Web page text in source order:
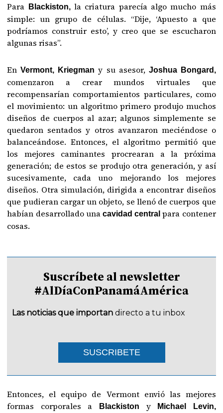
Para Blackiston, la criatura parecía algo mucho más
simple: un grupo de células. “Dije, ‘Apuesto a que
podríamos construir esto’, y creo que se escucharon
algunas risas”.
EnVermont, Kriegman y su asesor, Joshua Bongard,
comenzaron a crear mundos virtuales que
recompensarían comportamientos particulares, como
el movimiento: un algoritmo primero produjo muchos
diseños de cuerpos al azar; algunos simplemente se
quedaron sentados y otros avanzaron meciéndose o
balanceándose. Entonces, el algoritmo permitió que
los mejores caminantes procrearan a la próxima
generación; de estos se produjo otra generación, y así
sucesivamente, cada uno mejorando los mejores
diseños. Otra simulación, dirigida a encontrar diseños
que pudieran cargar un objeto, se llenó de cuerpos que
habían desarrollado una cavidad central para contener
cosas.
Suscríbete al newsletter
#AlDíaConPanamáAmérica
Las noticias que importan directo a tu inbox
SUSCRIBETE
Entonces, el equipo de Vermont envió las mejores
formas corporales a
Blackiston y Michael Levin,